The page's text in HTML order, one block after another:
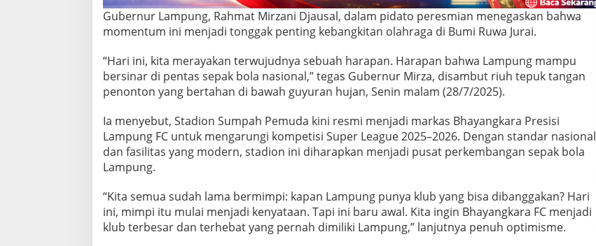
S
t
a
i
o
n
m
p
a
e
m
u
d
Gubernur Lampung, Rahmat Mirzani Djausal, dalam pidato peresmian menegaskan bahwa
momentum ini menjadi tonggak penting kebangkitan olahraga di Bumi Ruwa Jurai.
“Hari ini, kita merayakan terwujudnya sebuah harapan. Harapan bahwa Lampung mampu
bersinar di pentas sepak bola nasional,” tegas Gubernur Mirza, disambut riuh tepuk tangan
penonton yang bertahan di bawah guyuran hujan, Senin malam (28/7/2025).
Ia menyebut, Stadion Sumpah Pemuda kini resmi menjadi markas Bhayangkara Presisi
Lampung FC untuk mengarungi kompetisi Super League 2025–2026. Dengan standar nasional
dan fasilitas yang modern, stadion ini diharapkan menjadi pusat perkembangan sepak bola
Lampung.
“Kita semua sudah lama bermimpi: kapan Lampung punya klub yang bisa dibanggakan? Hari
ini, mimpi itu mulai menjadi kenyataan. Tapi ini baru awal. Kita ingin Bhayangkara FC menjadi
klub terbesar dan terhebat yang pernah dimiliki Lampung,” lanjutnya penuh optimisme.